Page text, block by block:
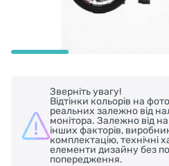
Зверніть увагу!
Відтінки кольорів на
реальних залежно від
монітора. Залежно від
інших факторів,
комплектацію, технічні
елементи дизайну без
попередження.